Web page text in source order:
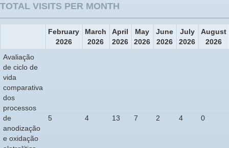
TOTAL VISITS PER MONTH
February
2026
March
2026
April
2026
May
2026
June
2026
July
2026
August
2026
Avaliação
de ciclo de
vida
comparativa
dos
processos
de
anodização
e oxidação
5 4 13 7 2 4 0